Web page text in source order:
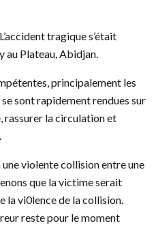
tragique s’était
au Plateau, Abidjan.
principalement les
sont rapidement rendues sur
rassurer la circulation et
violente collision entre une
que la victime serait
la vi0lence de la collision.
reste pour le moment